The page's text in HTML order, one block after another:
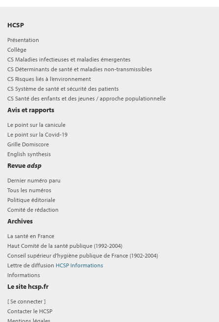
HCSP
Présentation
Collège
CS Maladies infectieuses et maladies émergentes
CS Déterminants de santé et maladies non-transmissibles
CS Risques liés à l’environnement
CS Système de santé et sécurité des patients
CS Santé des enfants et des jeunes / approche populationnelle
Avis et rapports
Le point sur la canicule
Le point sur la Covid-19
Grille Domiscore
English synthesis
Revueadsp
Dernier numéro paru
Tous les numéros
Politique éditoriale
Comité de rédaction
Archives
La santé en France
Haut Comité de la santé publique (1992-2004)
Conseil supérieur d'hygiène publique de France (1902-2004)
Lettre de diffusion HCSP Informations
Informations
Le site hcsp.fr
[Se connecter ]
Contacter le HCSP